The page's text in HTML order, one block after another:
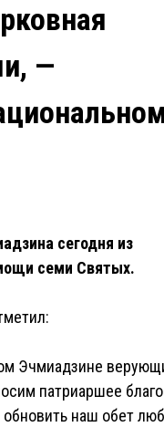
—
сегодня из
семи Святых.
Эчмиадзине
патриаршее
наш обет